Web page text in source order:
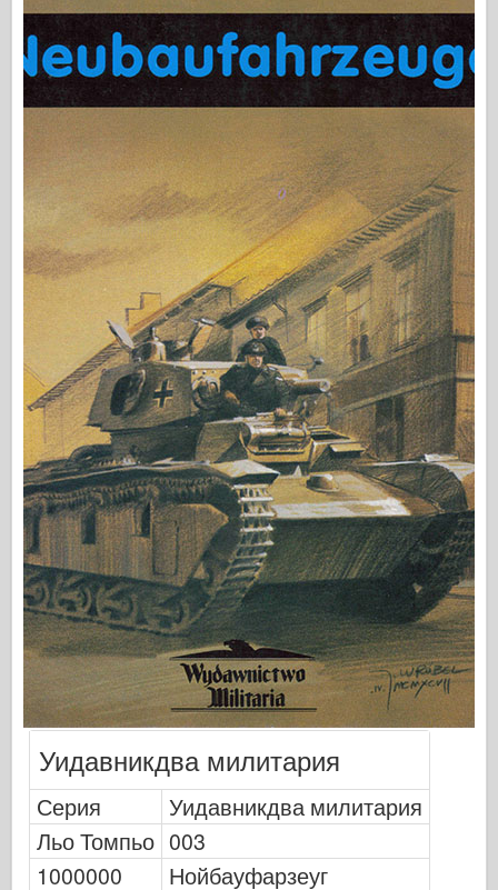
Сигнал за ескадрила
Танкова мощност
Камиони и танкове
Уидавникдва милитария
Темето
Академия
Модели на асото
АФВ клуб
Airfix
Военновъздушни сили
Модел AZ
Черно куче
Bronco
Кибер-хоби
Днепромодел
Дракон
Едуард
Модел на ЕТ
Фини форми
Сили на храбрия
ФриулМодел
Хасагава
Хелър
ХобиБос
Уидавникдва милитария
Серия
Уидавникдва милитария
Льо Томпьо 003
1000000
Нойбауфарзеуг